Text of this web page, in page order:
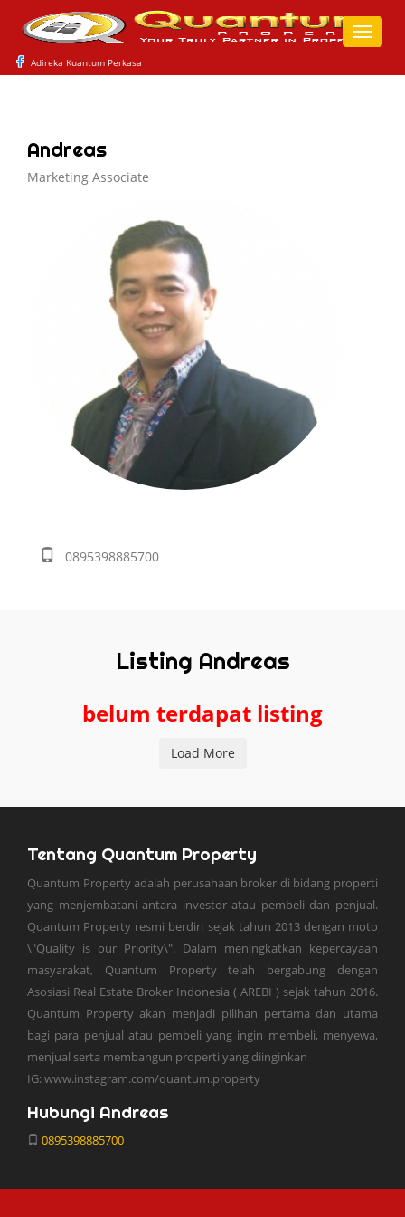
Adireka Kuantum Perkasa
Toggle
Andreas
Marketing Associate
0895398885700
Listing Andreas
belum terdapat listing
Load More
Tentang Quantum Property
Quantum Property adalah perusahaan broker di bidang properti
yang menjembatani antara investor atau pembeli dan penjual.
Quantum Property resmi berdiri sejak tahun 2013 dengan moto
\"Quality is our Priority\". Dalam meningkatkan kepercayaan
masyarakat, Quantum Property telah bergabung dengan
Asosiasi Real Estate Broker Indonesia ( AREBI ) sejak tahun 2016.
Quantum Property akan menjadi pilihan pertama dan utama
bagi para penjual atau pembeli yang ingin membeli, menyewa,
menjual serta membangun properti yang diinginkan
IG: www.instagram.com/quantum.property
Hubungi Andreas
0895398885700